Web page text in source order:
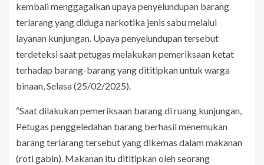
kembali menggagalkan upaya penyelundupan barang
terlarang yang diduga narkotika jenis sabu melalui
layanan kunjungan. Upaya penyelundupan tersebut
terdeteksi saat petugas melakukan pemeriksaan ketat
terhadap barang-barang yang dititipkan untuk warga
binaan, Selasa (25/02/2025).
“Saat dilakukan pemeriksaan barang di ruang kunjungan,
Petugas penggeledahan barang berhasil menemukan
barang terlarang tersebut yang dikemas dalam makanan
(roti gabin). Makanan itu dititipkan oleh seorang